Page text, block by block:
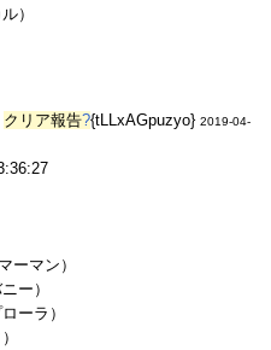
）
クリア報告?{tLLxAGpuzyo} 2019-04-
ーマン）
ー）
ーラ）